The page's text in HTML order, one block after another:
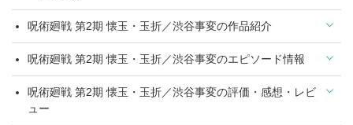
呪術廻戦 第2期 懐玉・玉折／渋谷事変の作品紹介
呪術廻戦 第2期 懐玉・玉折／渋谷事変のエピソード情報
呪術廻戦 第2期 懐玉・玉折／渋谷事変の評価・感想・レビ
ュー